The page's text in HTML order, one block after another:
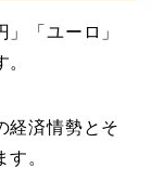
「ユーロ」
経済情勢とそ
。